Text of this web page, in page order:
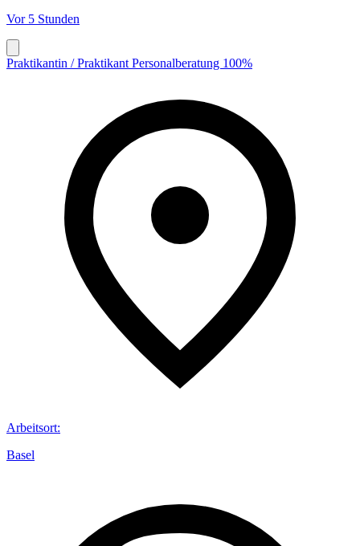
Vor 5 Stunden
Praktikantin / Praktikant Personalberatung 100%
Arbeitsort:
Basel